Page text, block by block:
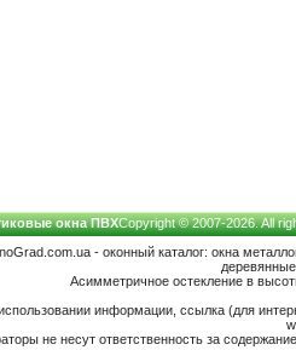
окна ПВХCopyright © 2007-2026. All
- оконный каталог: окна
Асимметричное остекление в
информации, ссылка (для
не несут ответственность за